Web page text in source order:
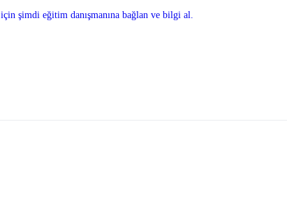
şimdi eğitim danışmanına bağlan ve bilgi al.